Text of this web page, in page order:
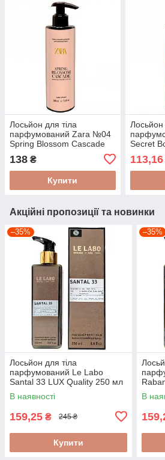
Лосьйон для тіла
парфумований Zara №04
Spring Blossom Cascade
138 ₴
Купити
Лосьйон
Secret
113,16
Акційні пропозиції та новинки
–35%
Лосьйон для тіла
парфумований Le Labo
Santal 33 LUX Quality 250 мл
В наявності
159,25 ₴ 245 ₴
Купити
–35%
250 мл
В